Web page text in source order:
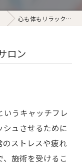
心も体もリラックス！癒しのサロン
ロン
いうキャッチフレ
ュさせるために
のストレスや疲れ
施術を受けるこ